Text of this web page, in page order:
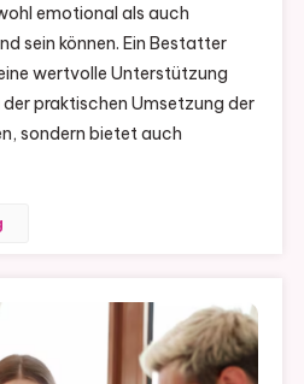
emotional als auch
sein können. Ein Bestatter
wertvolle Unterstützung
der praktischen Umsetzung der
sondern bietet auch